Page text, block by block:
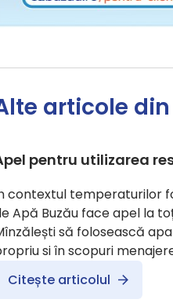
articole
pentru utilizarea
contextul temperaturilor
Apă Buzău face apel la
să folosească
si în scopuri
Citește articolul